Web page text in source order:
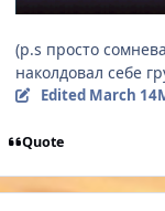
(p.s просто
наколдовал себе
Edited March 14
Quote